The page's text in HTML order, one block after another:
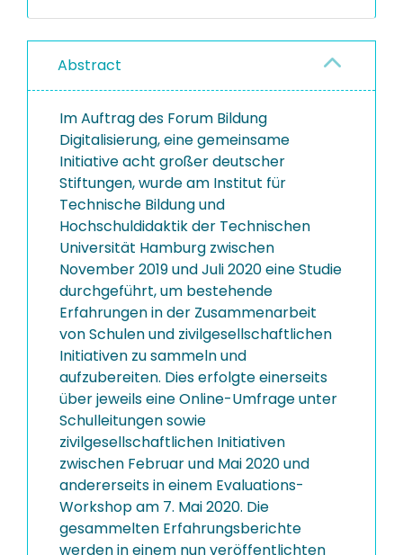
Abstract
Im Auftrag des Forum Bildung
Digitalisierung, eine gemeinsame
Initiative acht großer deutscher
Stiftungen, wurde am Institut für
Technische Bildung und
Hochschuldidaktik der Technischen
Universität Hamburg zwischen
November 2019 und Juli 2020 eine Studie
durchgeführt, um bestehende
Erfahrungen in der Zusammenarbeit
von Schulen und zivilgesellschaftlichen
Initiativen zu sammeln und
aufzubereiten. Dies erfolgte einerseits
über jeweils eine Online-Umfrage unter
Schulleitungen sowie
zivilgesellschaftlichen Initiativen
zwischen Februar und Mai 2020 und
andererseits in einem Evaluations-
Workshop am 7. Mai 2020. Die
gesammelten Erfahrungsberichte
werden in einem nun veröffentlichten